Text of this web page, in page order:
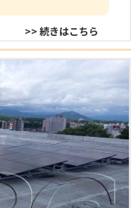
>> 続きはこちら